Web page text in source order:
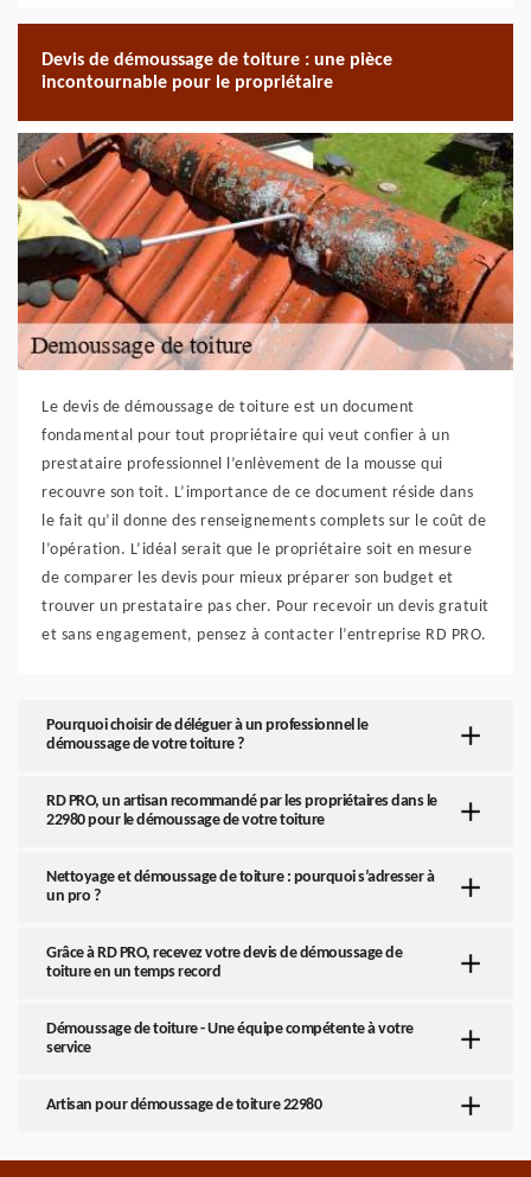
Devis de démoussage de toiture : une pièce
incontournable pour le propriétaire
Le devis de démoussage de toiture est un document
fondamental pour tout propriétaire qui veut confier à un
prestataire professionnel l’enlèvement de la mousse qui
recouvre son toit. L’importance de ce document réside dans
le fait qu’il donne des renseignements complets sur le coût de
l’opération. L’idéal serait que le propriétaire soit en mesure
de comparer les devis pour mieux préparer son budget et
trouver un prestataire pas cher. Pour recevoir un devis gratuit
et sans engagement, pensez à contacter l’entreprise RD PRO.
Pourquoi choisir de déléguer à un professionnel le
démoussage de votre toiture ?
RD PRO, un artisan recommandé par les propriétaires dans le
22980 pour le démoussage de votre toiture
Nettoyage et démoussage de toiture : pourquoi s’adresser à
un pro ?
Grâce à RD PRO, recevez votre devis de démoussage de
toiture en un temps record
Démoussage de toiture - Une équipe compétente à votre
service
Artisan pour démoussage de toiture 22980